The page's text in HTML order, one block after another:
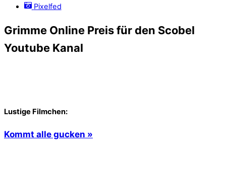
Pixelfed
Grimme Online Preis für den Scobel
Youtube Kanal
Lustige Filmchen:
Kommt alle gucken »